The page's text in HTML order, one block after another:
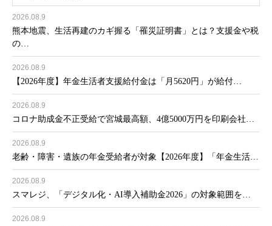
2026.08.9
熊本地震、生活再建のカギ握る「罹災証明書」とは？支援金や税
の…
2026.08.9
【2026年度】年金生活者支援給付金は「月5620円」が給付…
2026.08.9
コロナ助成金不正受給で宮城最高額、4億5000万円を印刷会社…
2026.08.9
老齢・障害・遺族の年金受給者が対象【2026年度】「年金生活…
2026.08.9
スマレジ、「デジタル化・AI導入補助金2026」の対象範囲を…
2026.08.9